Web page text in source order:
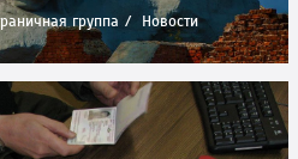
группа Новости